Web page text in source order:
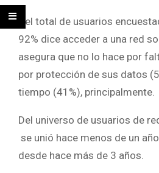
Del total de usuarios
92% dice acceder a una red
asegura que no lo hace por
por protección de sus datos
tiempo (41%), principalmente.
Del universo de usuarios de
se unió hace menos de un
desde hace más de 3 años.